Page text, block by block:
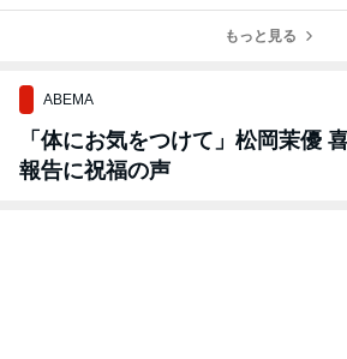
もっと見る
ABEMA
「体にお気をつけて」松岡茉優
報告に祝福の声